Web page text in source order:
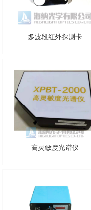
多波段红外探测卡
高灵敏度光谱仪